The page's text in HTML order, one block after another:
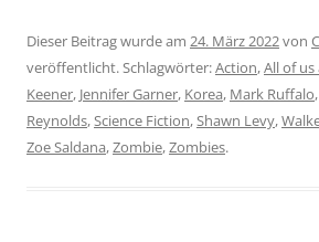
Dieser Beitrag wurde am 24. März 2022von
veröffentlicht. Schlagwörter:Action,All of us
Keener, Jennifer Garner, Korea, Mark Ruffalo,
Reynolds,Science Fiction,Shawn Levy,
Zoe Saldana,Zombie,Zombies.